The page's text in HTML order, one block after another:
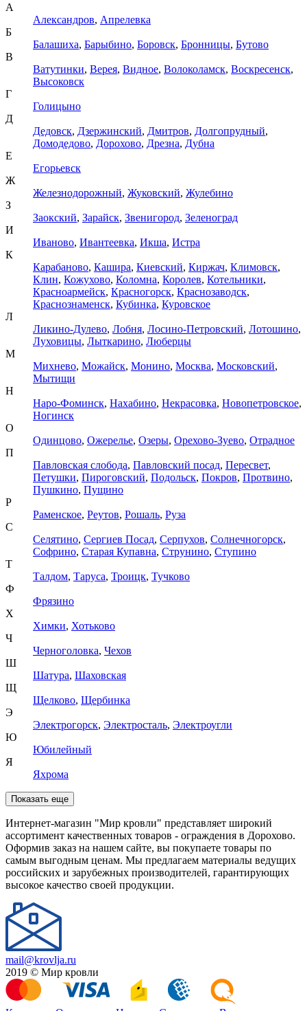
А
Александров, Апрелевка
Б
Балашиха, Барыбино, Боровск, Бронницы, Бутово
В
Ватутинки, Верея, Видное, Волоколамск, Воскресенск,
Высоковск
Г
Голицыно
Д
Дедовск, Дзержинский, Дмитров, Долгопрудный,
Домодедово, Дорохово, Дрезна, Дубна
Е
Егорьевск
Ж
Железнодорожный, Жуковский, Жулебино
З
Заокский, Зарайск, Звенигород, Зеленоград
И
Иваново, Ивантеевка, Икша, Истра
К
Карабаново, Кашира, Киевский, Киржач, Климовск,
Клин, Кожухово, Коломна, Королев, Котельники,
Красноармейск, Красногорск, Краснозаводск,
Краснознаменск, Кубинка, Куровское
Л
Ликино-Дулево, Лобня, Лосино-Петровский, Лотошино,
Луховицы, Лыткарино, Люберцы
М
Михнево, Можайск, Монино, Москва, Московский,
Мытищи
Н
Наро-Фоминск, Нахабино, Некрасовка, Новопетровское,
Ногинск
О
Одинцово, Ожерелье, Озеры, Орехово-Зуево, Отрадное
П
Павловская слобода, Павловский посад, Пересвет,
Петушки, Пироговский, Подольск, Покров, Протвино,
Пушкино, Пущино
Р
Раменское, Реутов, Рошаль, Руза
С
Селятино, Сергиев Посад, Серпухов, Солнечногорск,
Софрино, Старая Купавна, Струнино, Ступино
Т
Талдом, Таруса, Троицк, Тучково
Ф
Фрязино
Х
Химки, Хотьково
Ч
Черноголовка, Чехов
Ш
Шатура, Шаховская
Щ
Щелково, Щербинка
Э
Электрогорск, Электросталь, Электроугли
Ю
Юбилейный
Я
Яхрома
Показать еще
Интернет-магазин "Мир кровли" представляет широкий
ассортимент качественных товаров - ограждения в Дорохово.
Оформив заказ на нашем сайте, вы покупаете товары по
самым выгодным ценам. Мы предлагаем материалы ведущих
российских и зарубежных производителей, гарантирующих
высокое качество своей продукции.
mail@krovlja.ru
2019 © Мир кровли